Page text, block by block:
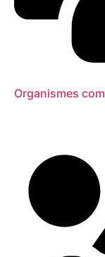
Organismes